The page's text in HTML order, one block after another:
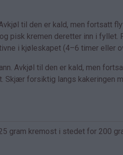
til den er kald, men fortsatt
pisk kremen deretter inn i fyllet.
i kjøleskapet (4–6 timer eller
Avkjøl til den er kald, men
forsiktig langs kakeringen
gram kremost i stedet for 200